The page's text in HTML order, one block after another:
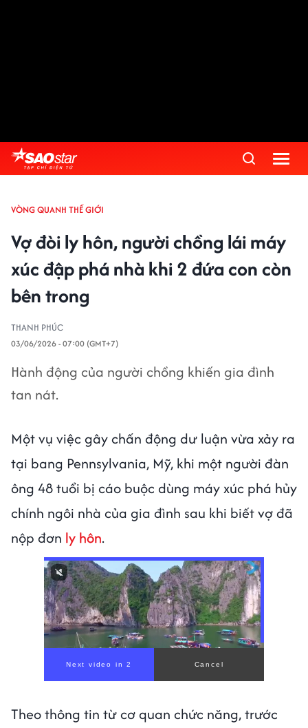
VÒNG QUANH THẾ GIỚI
Vợ đòi ly hôn, người chồng lái máy
xúc đập phá nhà khi 2 đứa con còn
bên trong
THANH PHÚC
03/06/2026 - 07:00 (GMT+7)
Hành động của người chồng khiến gia đình
tan nát.
Một vụ việc gây chấn động dư luận vừa xảy ra
tại bang Pennsylvania, Mỹ, khi một người đàn
ông 48 tuổi bị cáo buộc dùng máy xúc phá hủy
chính ngôi nhà của gia đình sau khi biết vợ đã
nộp đơn ly hôn.
Theo thông tin từ cơ quan chức năng, trước